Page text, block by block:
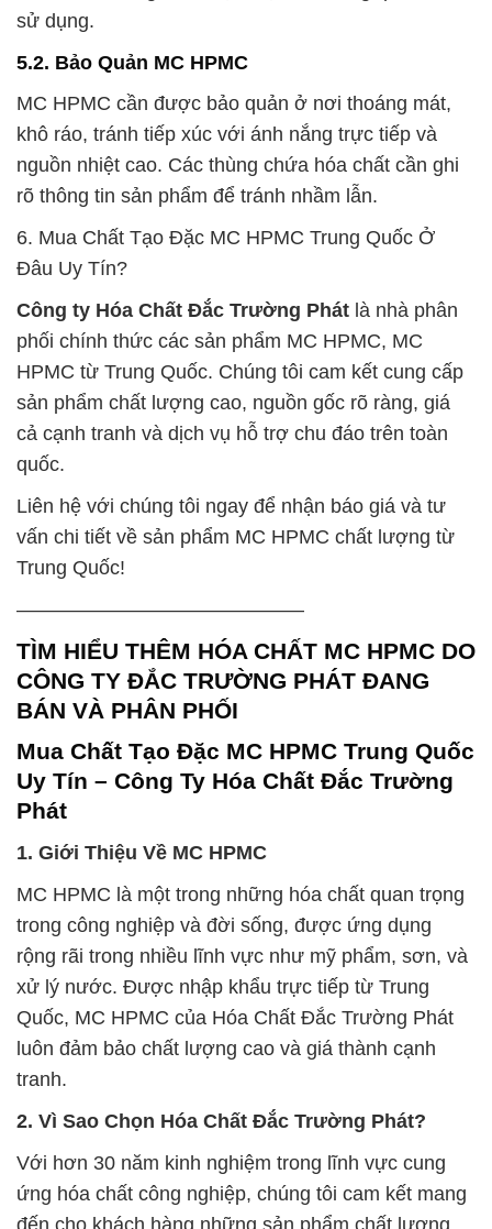
sử dụng.
5.2. Bảo Quản MC HPMC
MC HPMC cần được bảo quản ở nơi thoáng mát,
khô ráo, tránh tiếp xúc với ánh nắng trực tiếp và
nguồn nhiệt cao. Các thùng chứa hóa chất cần ghi
rõ thông tin sản phẩm để tránh nhầm lẫn.
6. Mua Chất Tạo Đặc MC HPMC Trung Quốc Ở
Đâu Uy Tín?
Công ty Hóa Chất Đắc Trường Phát là nhà phân
phối chính thức các sản phẩm MC HPMC, MC
HPMC từ Trung Quốc. Chúng tôi cam kết cung cấp
sản phẩm chất lượng cao, nguồn gốc rõ ràng, giá
cả cạnh tranh và dịch vụ hỗ trợ chu đáo trên toàn
quốc.
Liên hệ với chúng tôi ngay để nhận báo giá và tư
vấn chi tiết về sản phẩm MC HPMC chất lượng từ
Trung Quốc!
——————————————–
TÌM HIỂU THÊM HÓA CHẤT MC HPMC DO
CÔNG TY ĐẮC TRƯỜNG PHÁT ĐANG
BÁN VÀ PHÂN PHỐI
Mua Chất Tạo Đặc MC HPMC Trung Quốc
Uy Tín – Công Ty Hóa Chất Đắc Trường
Phát
1. Giới Thiệu Về MC HPMC
MC HPMC là một trong những hóa chất quan trọng
trong công nghiệp và đời sống, được ứng dụng
rộng rãi trong nhiều lĩnh vực như mỹ phẩm, sơn, và
xử lý nước. Được nhập khẩu trực tiếp từ Trung
Quốc, MC HPMC của Hóa Chất Đắc Trường Phát
luôn đảm bảo chất lượng cao và giá thành cạnh
tranh.
2. Vì Sao Chọn Hóa Chất Đắc Trường Phát?
Với hơn 30 năm kinh nghiệm trong lĩnh vực cung
ứng hóa chất công nghiệp, chúng tôi cam kết mang
đến cho khách hàng những sản phẩm chất lượng